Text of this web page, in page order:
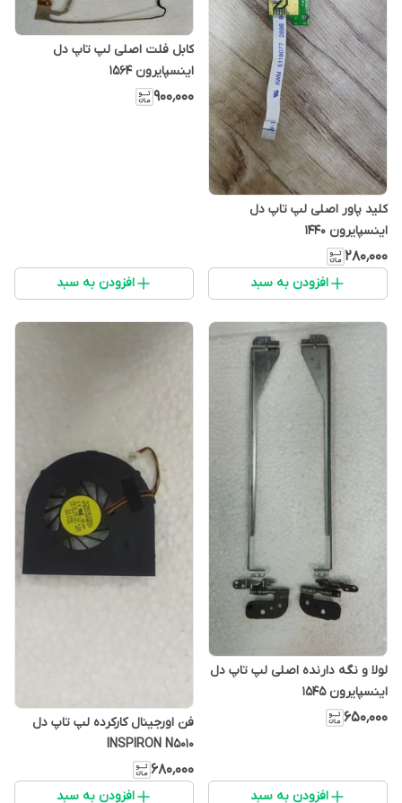
کلید پاور اصلی لپ تاپ دل
اینسپایرون 1440
۲۸۰٬۰۰۰
افزودن به سبد
کابل فلت اصلی لپ تاپ دل
اینسپایرون 1564
۹۰۰٬۰۰۰
افزودن به سبد
لولا و نگه دارنده اصلی لپ تاپ دل
اینسپایرون 1545
۶۵۰٬۰۰۰
افزودن به سبد
فن اورجینال کارکرده لپ تاپ دل
INSPIRON N5010
۶۸۰٬۰۰۰
افزودن به سبد